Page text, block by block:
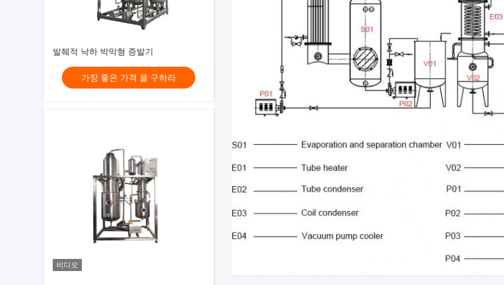
발췌적 낙하 박막형 증발기
가장 좋은 가격 을 구하라
비디오